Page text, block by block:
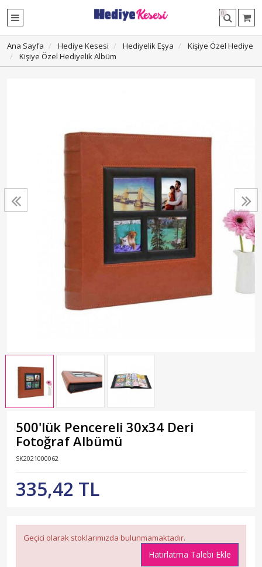
0
Ana Sayfa Hediye Kesesi Hediyelik Eşya
Kişiye Özel Hediye
Kişiye Özel Hediyelik Albüm
500'lük Pencereli 30x34 Deri
Fotoğraf Albümü
SK2021000062
335,42 TL
Geçici olarak stoklarımızda bulunmamaktadır.
Hatırlatma Talebi Ekle